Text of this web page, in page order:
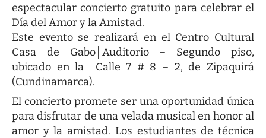
espectacular concierto gratuito para celebrar el
Día del Amor y la Amistad.
Este evento se realizará en el Centro Cultural
Casa de Gabo│Auditorio – Segundo piso,
ubicado en la Calle 7 # 8 – 2, de Zipaquirá
(Cundinamarca).
El concierto promete ser una oportunidad única
para disfrutar de una velada musical en honor al
amor y la amistad. Los estudiantes de técnica